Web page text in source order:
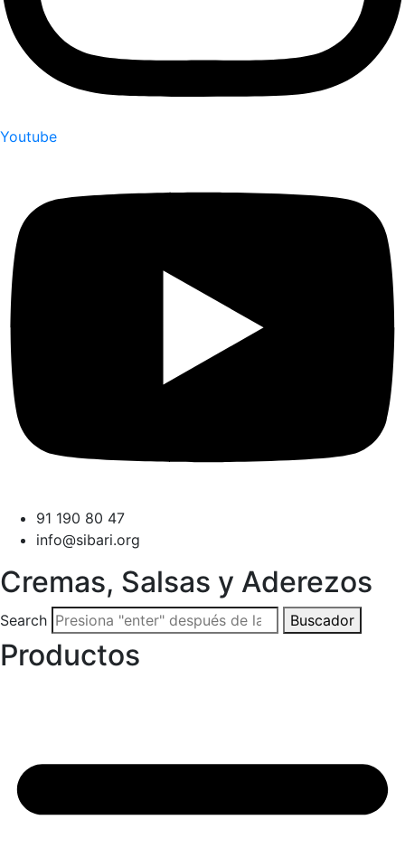
Youtube
91 190 80 47
info@sibari.org
Cremas, Salsas y Aderezos
Search Buscador
Productos